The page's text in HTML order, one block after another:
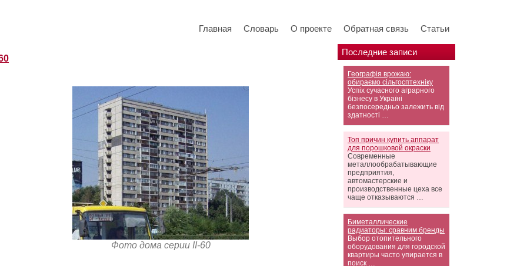
Главная Словарь О проекте Обратная связь Статьи
Последние записи
Географія врожаю:
обираємо сільгосптехніку
Успіх сучасного аграрного
бізнесу в Україні
безпосередньо залежить від
здатності …
Топ причин купить аппарат
для порошковой окраски
Современные
металлообрабатывающие
предприятия,
автомастерские и
производственные цеха все
чаще отказываются …
Биметаллические
радиаторы: сравним бренды
Выбор отопительного
оборудования для городской
квартиры часто упирается в
поиск …
Фото дома серии II-60